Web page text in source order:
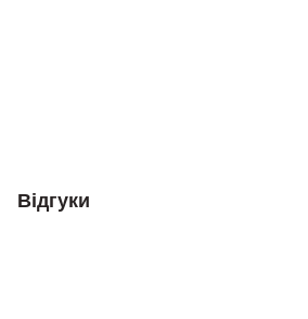
Відгуки